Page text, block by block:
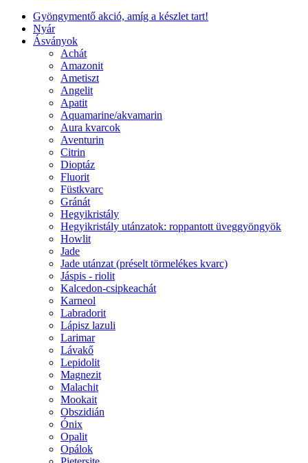
Gyöngymentő akció, amíg a készlet tart!
Nyár
Ásványok
Achát
Amazonit
Ametiszt
Angelit
Apatit
Aquamarine/akvamarin
Aura kvarcok
Aventurin
Citrin
Dioptáz
Fluorit
Füstkvarc
Gránát
Hegyikristály
Hegyikristály utánzatok: roppantott üveggyöngyök
Howlit
Jade
Jade utánzat (préselt törmelékes kvarc)
Jáspis - riolit
Kalcedon-csipkeachát
Karneol
Labradorit
Lápisz lazuli
Larimar
Lávakő
Lepidolit
Magnezit
Malachit
Mookait
Obszidián
Ónix
Opalit
Opálok